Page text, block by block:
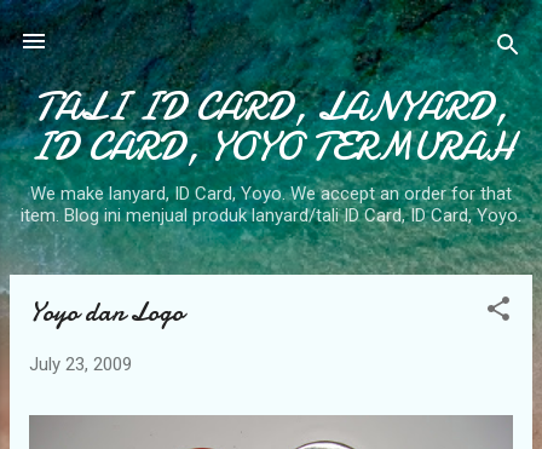
Skip to main content
TALI ID CARD, LANYARD,
ID CARD, YOYO TERMURAH
We make lanyard, ID Card, Yoyo. We accept an order for that
item. Blog ini menjual produk lanyard/tali ID Card, ID Card, Yoyo.
Yoyo dan Logo
July 23, 2009